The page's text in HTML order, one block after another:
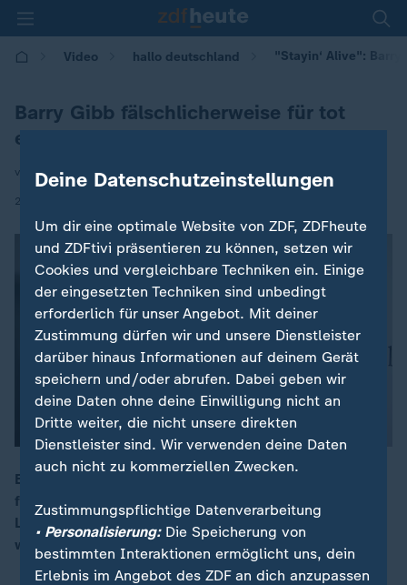
Video hallo deutschland "Stayin‘ Alive":
Barry Gibb fälschlicherweise für tot
erklärt
von Caroline Hermann
27.05.2026 | 16:15
00:16
Eine Facebook-Seite hat Barry Gibb fälschlicherweise
für tot erklärt und sammelte dafür fast eine Million
Likes. Seine Familie erklärt: Der "Bee Gees"-Sänger ist
wohl auf.
Deine Datenschutzeinstellungen
Um dir eine optimale Website von ZDF, ZDFheute
und ZDFtivi präsentieren zu können, setzen wir
Cookies und vergleichbare Techniken ein. Einige
der eingesetzten Techniken sind unbedingt
erforderlich für unser Angebot. Mit deiner
Zustimmung dürfen wir und unsere Dienstleister
darüber hinaus Informationen auf deinem Gerät
speichern und/oder abrufen. Dabei geben wir
deine Daten ohne deine Einwilligung nicht an
Dritte weiter, die nicht unsere direkten
Dienstleister sind. Wir verwenden deine Daten
auch nicht zu kommerziellen Zwecken.
Zustimmungspflichtige Datenverarbeitung
• Personalisierung:Die Speicherung von
bestimmten Interaktionen ermöglicht uns, dein
Erlebnis im Angebot des ZDF an dich anzupassen